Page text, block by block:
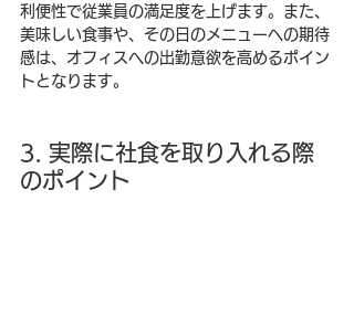
利便性で従業員の満足度を上げます。また、
美味しい食事や、その日のメニューへの期待
感は、オフィスへの出勤意欲を高めるポイン
トとなります。
3. 実際に社食を取り入れる際
のポイント